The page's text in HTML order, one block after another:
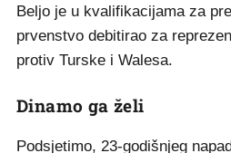
Beljo je u kvalifikacijama za
prvenstvo debitirao za
protiv Turske i Walesa.
Dinamo ga želi
Podsjetimo, 23-godišnjeg